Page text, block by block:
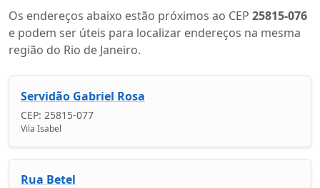
Os endereços abaixo estão próximos ao CEP 25815-076
e podem ser úteis para localizar endereços na mesma
região do Rio de Janeiro.
Servidão Gabriel Rosa
CEP: 25815-077
Vila Isabel
Rua Betel